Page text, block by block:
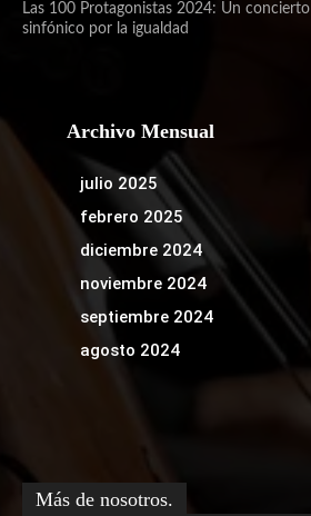
Las 100 Protagonistas 2024: Un concierto
sinfónico por la igualdad
Archivo Mensual
julio 2025
febrero 2025
diciembre 2024
noviembre 2024
septiembre 2024
agosto 2024
Más de nosotros.